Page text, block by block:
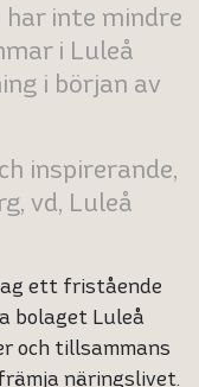
har inte mindre
i Luleå
i början av
inspirerande,
vd, Luleå
ett fristående
bolaget Luleå
och tillsammans
näringslivet.